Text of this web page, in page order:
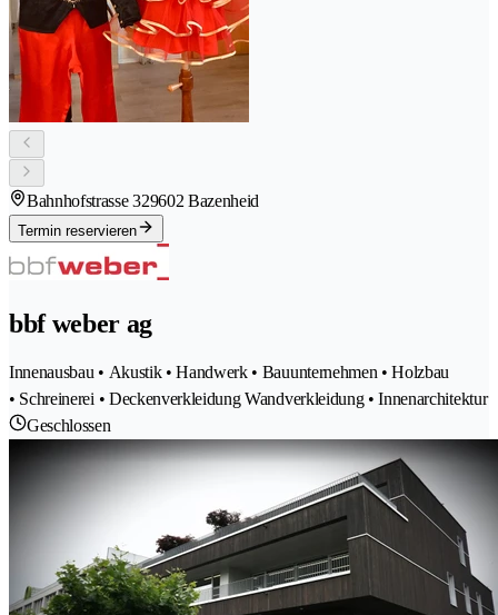
Bahnhofstrasse 329602 Bazenheid
Termin reservieren
bbf weber ag
Innenausbau • Akustik • Handwerk • Bauunternehmen • Holzbau
• Schreinerei • Deckenverkleidung Wandverkleidung • Innenarchitektur
Geschlossen